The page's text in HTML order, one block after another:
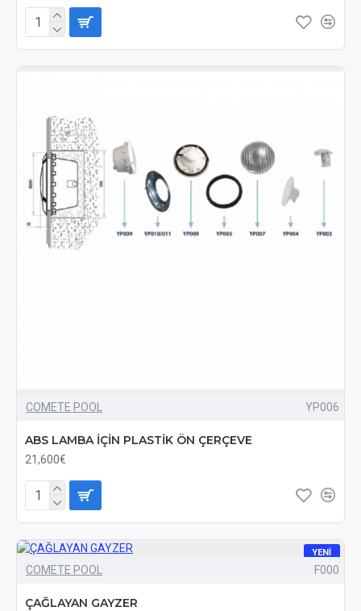
COMETE POOL YP006
ABS LAMBA İÇİN PLASTİK ÖN ÇERÇEVE
21,600€
YENI
COMETE POOL F000
ÇAĞLAYAN GAYZER